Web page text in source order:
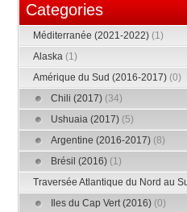
Categories
Méditerranée (2021-2022) (1)
Alaska (1)
Amérique du Sud (2016-2017) (0)
Chili (2017) (34)
Ushuaia (2017) (5)
Argentine (2016-2017) (8)
Brésil (2016) (1)
Traversée Atlantique du Nord au
Iles du Cap Vert (2016) (0)